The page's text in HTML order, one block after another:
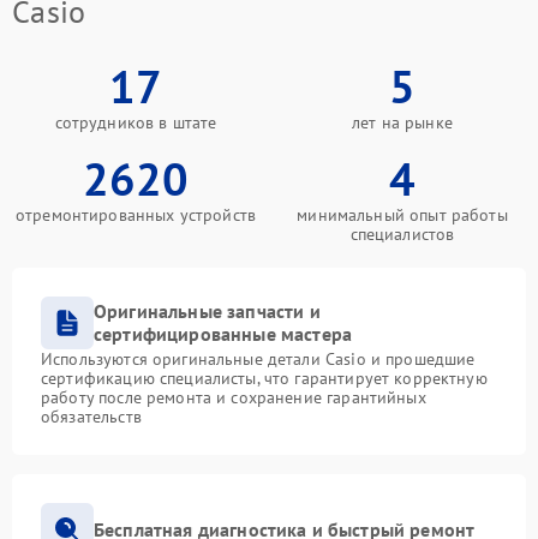
Casio
17
сотрудников в штате
5
лет на рынке
2620
отремонтированных устройств
4
минимальный опыт работы
специалистов
Оригинальные запчасти и
сертифицированные мастера
Используются оригинальные детали Casio и прошедшие
сертификацию специалисты, что гарантирует корректную
работу после ремонта и сохранение гарантийных
обязательств
Бесплатная диагностика и быстрый ремонт